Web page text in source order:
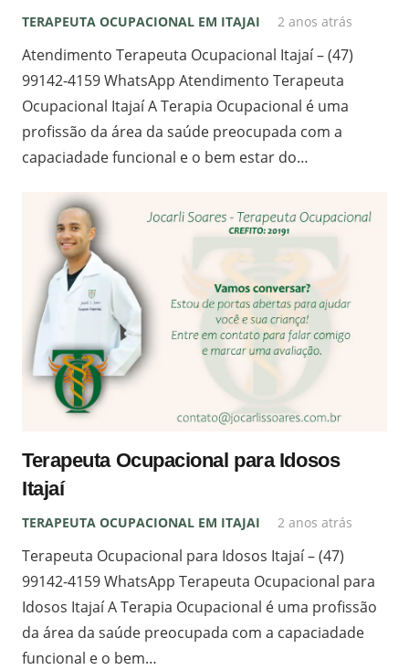
TERAPEUTA OCUPACIONAL EM ITAJAI 2 anos atrás
Atendimento Terapeuta Ocupacional Itajaí – (47)
99142-4159 WhatsApp Atendimento Terapeuta
Ocupacional Itajaí A Terapia Ocupacional é uma
profissão da área da saúde preocupada com a
capaciadade funcional e o bem estar do…
Terapeuta Ocupacional para Idosos
Itajaí
TERAPEUTA OCUPACIONAL EM ITAJAI 2 anos atrás
Terapeuta Ocupacional para Idosos Itajaí – (47)
99142-4159 WhatsApp Terapeuta Ocupacional para
Idosos Itajaí A Terapia Ocupacional é uma profissão
da área da saúde preocupada com a capaciadade
funcional e o bem…